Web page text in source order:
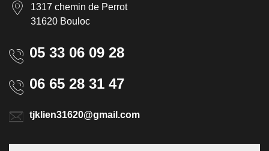
1317 chemin de Perrot
31620 Bouloc
05 33 06 09 28
06 65 28 31 47
tjklien31620@gmail.com